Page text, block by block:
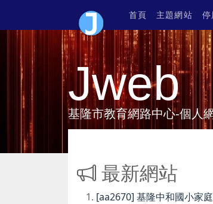
首頁 主題網站 停
Jweb
基隆市教育網路中心-個人
最新網站
[aa2670] 基隆中和國小家